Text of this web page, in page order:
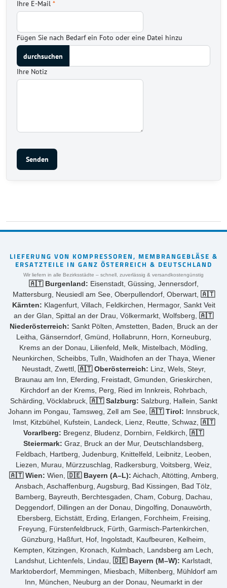
Ihre E-Mail *
Fügen Sie nach Bedarf ein Foto oder eine Datei hinzu
Ihre Notiz
Senden
LIEFERUNG VON KOMPRESSOREN, MEMBRANGEBLÄSE &
ERSATZTEILE IN GANZ ÖSTERREICH & DEUTSCHLAND
Wir liefern in alle Bezirksstädte – schnell, zuverlässig & versandkostengünstig
🇦🇹 Burgenland: Eisenstadt, Güssing, Jennersdorf,
Mattersburg, Neusiedl am See, Oberpullendorf, Oberwart, 🇦🇹
Kärnten: Klagenfurt, Villach, Feldkirchen, Hermagor, Sankt Veit
an der Glan, Spittal an der Drau, Völkermarkt, Wolfsberg, 🇦🇹
Niederösterreich: Sankt Pölten, Amstetten, Baden, Bruck an der
Leitha, Gänserndorf, Gmünd, Hollabrunn, Horn, Korneuburg,
Krems an der Donau, Lilienfeld, Melk, Mistelbach, Mödling,
Neunkirchen, Scheibbs, Tulln, Waidhofen an der Thaya, Wiener
Neustadt, Zwettl, 🇦🇹 Oberösterreich: Linz, Wels, Steyr,
Braunau am Inn, Eferding, Freistadt, Gmunden, Grieskirchen,
Kirchdorf an der Krems, Perg, Ried im Innkreis, Rohrbach,
Schärding, Vöcklabruck, 🇦🇹 Salzburg: Salzburg, Hallein, Sankt
Johann im Pongau, Tamsweg, Zell am See, 🇦🇹 Tirol: Innsbruck,
Imst, Kitzbühel, Kufstein, Landeck, Lienz, Reutte, Schwaz, 🇦🇹
Vorarlberg: Bregenz, Bludenz, Dornbirn, Feldkirch, 🇦🇹
Steiermark: Graz, Bruck an der Mur, Deutschlandsberg,
Feldbach, Hartberg, Judenburg, Knittelfeld, Leibnitz, Leoben,
Liezen, Murau, Mürzzuschlag, Radkersburg, Voitsberg, Weiz,
🇦🇹 Wien: Wien, 🇩🇪 Bayern (A–L): Aichach, Altötting, Amberg,
Ansbach, Aschaffenburg, Augsburg, Bad Kissingen, Bad Tölz,
Bamberg, Bayreuth, Berchtesgaden, Cham, Coburg, Dachau,
Deggendorf, Dillingen an der Donau, Dingolfing, Donauwörth,
Ebersberg, Eichstätt, Erding, Erlangen, Forchheim, Freising,
Freyung, Fürstenfeldbruck, Fürth, Garmisch-Partenkirchen,
Günzburg, Haßfurt, Hof, Ingolstadt, Kaufbeuren, Kelheim,
Kempten, Kitzingen, Kronach, Kulmbach, Landsberg am Lech,
Landshut, Lichtenfels, Lindau, 🇩🇪 Bayern (M–W): Karlstadt,
Marktoberdorf, Memmingen, Miesbach, Miltenberg, Mühldorf am
Inn, München, Neuburg an der Donau, Neumarkt in der